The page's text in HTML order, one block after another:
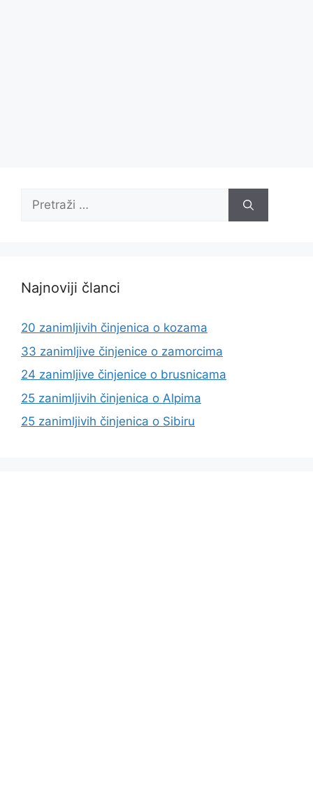
Pretraži:
Najnoviji članci
20 zanimljivih činjenica o kozama
33 zanimljive činjenice o zamorcima
24 zanimljive činjenice o brusnicama
25 zanimljivih činjenica o Alpima
25 zanimljivih činjenica o Sibiru